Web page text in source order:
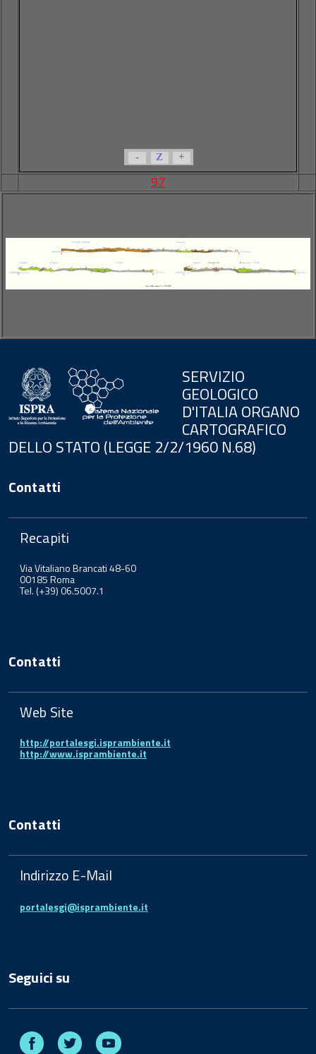
- Z +
97
SERVIZIO
GEOLOGICO
D'ITALIA ORGANO
CARTOGRAFICO
DELLO STATO (LEGGE 2/2/1960 N.68)
Contatti
Recapiti
Via Vitaliano Brancati 48-60
00185 Roma
Tel. (+39) 06.5007.1
Contatti
Web Site
http://portalesgi.isprambiente.it
http://www.isprambiente.it
Contatti
Indirizzo E-Mail
portalesgi@isprambiente.it
Seguici su
Facebook Twitter